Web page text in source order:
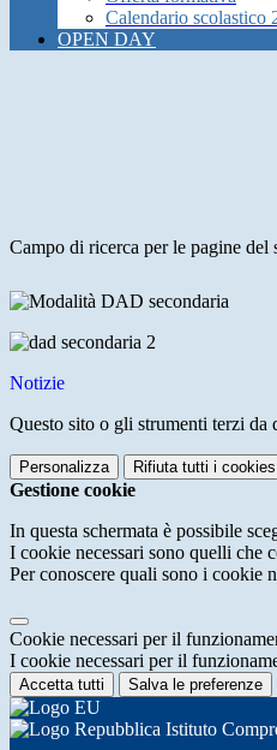
Calendario scolastico
OPEN DAY
Campo di ricerca per le pagine del
Notizie
Questo sito o gli strumenti terzi
Personalizza Rifiuta tutti i cookies
Gestione cookie
In questa schermata è possibile
I cookie necessari sono quelli che
Per conoscere quali sono i cookie
Cookie necessari per il
I cookie necessari per il
Accetta tutti Salva le preferenze
Istituto